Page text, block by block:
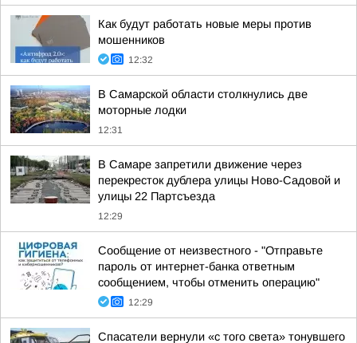
Как будут работать новые меры против
мошенников
12:32
В Самарской области столкнулись две
моторные лодки
12:31
В Самаре запретили движение через
перекресток дублера улицы Ново-Садовой и
улицы 22 Партсъезда
12:29
Сообщение от неизвестного - "Отправьте
пароль от интернет-банка ответным
сообщением, чтобы отменить операцию"
12:29
Спасатели вернули «с того света» тонувшего